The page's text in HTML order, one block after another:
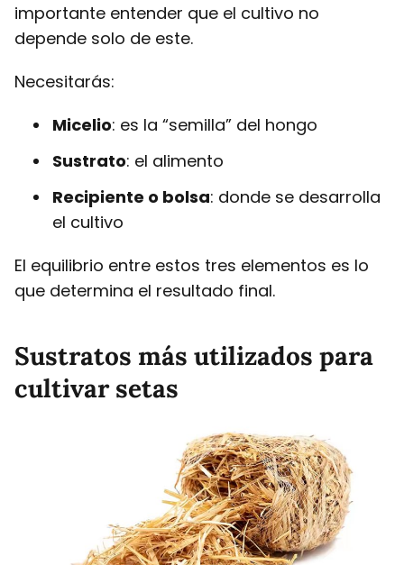
importante entender que el cultivo no
depende solo de este.
Necesitarás:
Micelio: es la “semilla” del hongo
Sustrato: el alimento
Recipiente o bolsa: donde se desarrolla
el cultivo
El equilibrio entre estos tres elementos es lo
que determina el resultado final.
Sustratos más utilizados para
cultivar setas